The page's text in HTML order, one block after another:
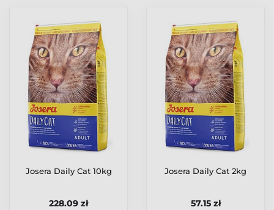
Josera Daily Cat 10kg
228.09 zł
Josera Daily Cat 2kg
57.15 zł